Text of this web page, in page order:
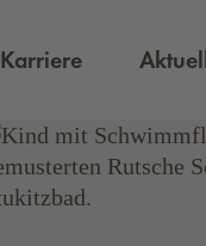
KarriereExterner